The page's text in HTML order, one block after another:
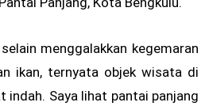
menggalakkan kegemaran
ikan, ternyata objek wisata di
indah. Saya lihat pantai panjang